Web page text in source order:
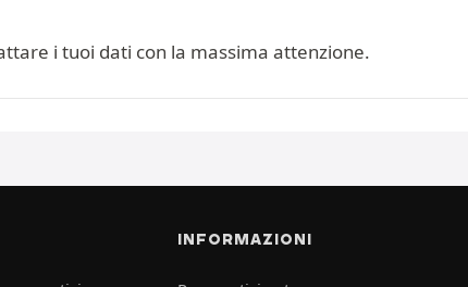
i tuoi dati con la massima attenzione.
INFORMAZIONI